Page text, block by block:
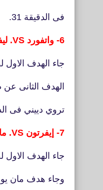
فى الدقيقة 31.
6- واتفورد VS. ليفربول 3 - 0
جاء الهدف الاول
الهدف الثانى عن طريق
تروي دييني فى
7- إيفرتون VS. مانشستر يونايتد 1 - 1
جاء الهدف الاول
وجاء هدف مان